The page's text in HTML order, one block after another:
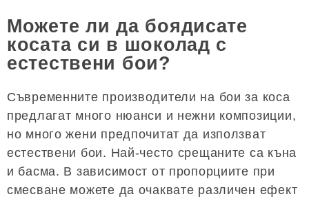
Можете ли да боядисате
косата си в шоколад с
естествени бои?
Съвременните производители на бои за коса
предлагат много нюанси и нежни композиции,
но много жени предпочитат да използват
естествени бои. Най-често срещаните са къна
и басма. В зависимост от пропорциите при
смесване можете да очаквате различен ефект